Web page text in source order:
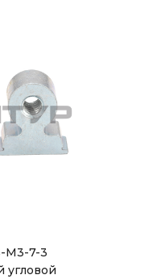
M3-7-3
угловой